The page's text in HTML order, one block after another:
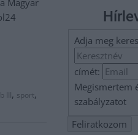
Magyar
III, sport,
Adja meg
címét:
Megismertem
szabályzatot